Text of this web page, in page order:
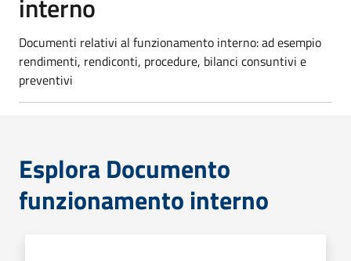
interno
Documenti relativi al funzionamento interno: ad esempio
rendimenti, rendiconti, procedure, bilanci consuntivi e
preventivi
Esplora Documento
funzionamento interno